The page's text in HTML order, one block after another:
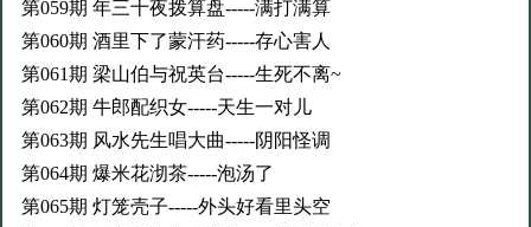
第059期 年三十夜拨算盘-----满打满算
第060期 酒里下了蒙汗药-----存心害人
第061期 梁山伯与祝英台-----生死不离~
第062期 牛郎配织女-----天生一对儿
第063期 风水先生唱大曲-----阴阳怪调
第064期 爆米花沏茶-----泡汤了
第065期 灯笼壳子-----外头好看里头空